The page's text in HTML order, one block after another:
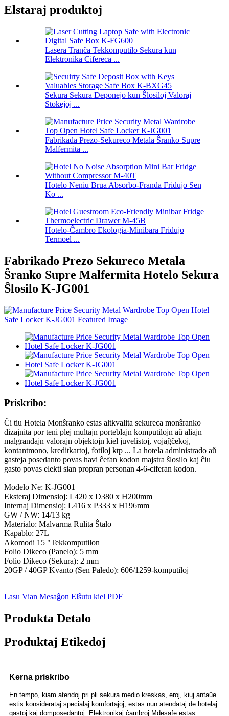
Elstaraj produktoj
Lasera Tranĉa Tekkomputilo Sekura kun
Elektronika Cifereca ...
Sekura Sekura Deponejo kun Ŝlosiloj Valoraj
Stokejoj ...
Fabrikada Prezo-Sekureco Metala Ŝranko Supre
Malfermita ...
Hotelo Neniu Brua Absorbo-Franda Fridujo Sen
Ko ...
Hotelo-Ĉambro Ekologia-Minibara Fridujo
Termoel ...
Fabrikado Prezo Sekureco Metala
Ŝranko Supre Malfermita Hotelo Sekura
Ŝlosilo K-JG001
Priskribo:
Ĉi tiu Hotela Monŝranko estas altkvalita sekureca monŝranko
dizajnita por teni plej multajn porteblajn komputilojn aŭ aliajn
malgrandajn valorajn objektojn kiel juvelistoj, vojaĝĉekoj,
kontantmono, kreditkartoj, fotiloj ktp ... La hotela administrado aŭ
gasteja posedanto povas havi ĉefan kodon majstra ŝlosilo kaj ĉiu
gasto povas elekti sian propran personan 4-6-ciferan kodon.
Modelo Ne: K-JG001
Eksteraj Dimensioj: L420 x D380 x H200mm
Internaj Dimensioj: L416 x P333 x H196mm
GW / NW: 14/13 kg
Materialo: Malvarma Rulita Ŝtalo
Kapablo: 27L
Akomodi 15 "Tekkomputilon
Folio Dikeco (Panelo): 5 mm
Folio Dikeco (Sekura): 2 mm
20GP / 40GP Kvanto (Sen Paledo): 606/1259-komputiloj
Lasu Vian Mesaĝon Elŝutu kiel PDF
Produkta Detalo
Produktaj Etikedoj
Kerna priskribo
En tempo, kiam atendoj pri pli sekura medio kreskas, eroj, kiuj antaŭe
estis konsiderataj specialaj komfortaĵoj, estas nun atendataj de hotelaj
gastoj kaj domposedantoj. Elektronikaj ĉambroj Mdesafe estas